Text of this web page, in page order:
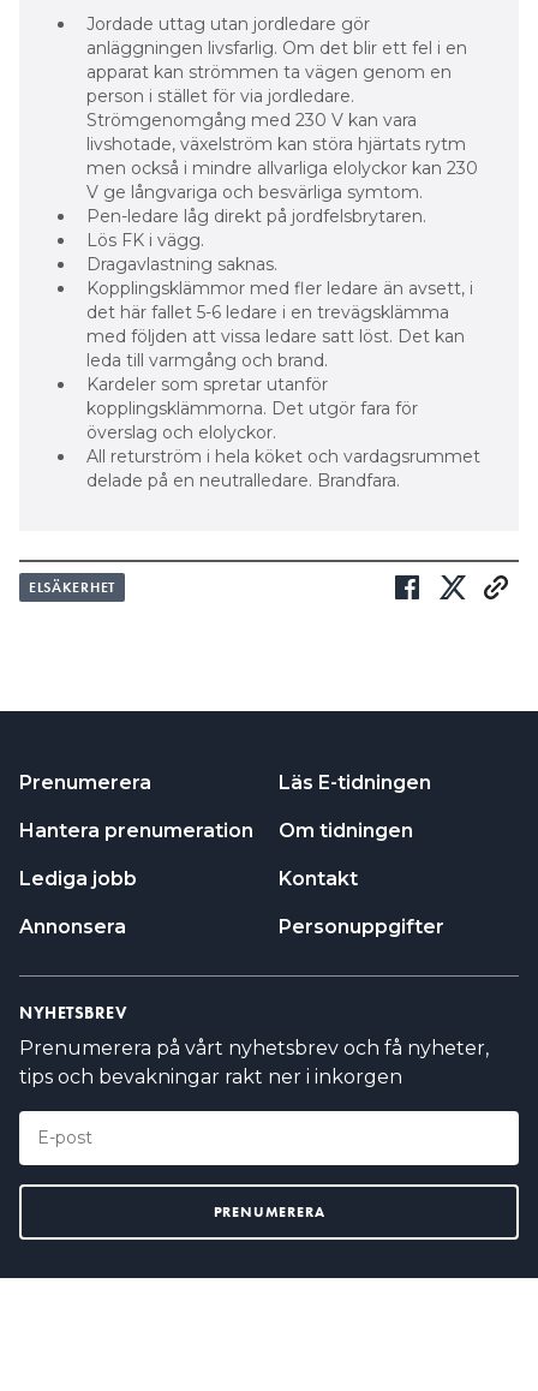
Jordade uttag utan jordledare gör
anläggningen livsfarlig. Om det blir ett fel i en
apparat kan strömmen ta vägen genom en
person i stället för via jordledare.
Strömgenomgång med 230 V kan vara
livshotade, växelström kan störa hjärtats rytm
men också i mindre allvarliga elolyckor kan 230
V ge långvariga och besvärliga symtom.
Pen-ledare låg direkt på jordfelsbrytaren.
Lös FK i vägg.
Dragavlastning saknas.
Kopplingsklämmor med fler ledare än avsett, i
det här fallet 5-6 ledare i en trevägsklämma
med följden att vissa ledare satt löst. Det kan
leda till varmgång och brand.
Kardeler som spretar utanför
kopplingsklämmorna. Det utgör fara för
överslag och elolyckor.
All returström i hela köket och vardagsrummet
delade på en neutralledare. Brandfara.
ELSÄKERHET
Prenumerera
Hantera prenumeration
Lediga jobb
Annonsera
Läs E-tidningen
Om tidningen
Kontakt
Personuppgifter
NYHETSBREV
Prenumerera på vårt nyhetsbrev och få nyheter,
tips och bevakningar rakt ner i inkorgen